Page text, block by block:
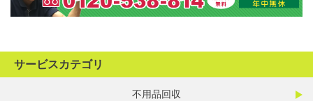
サービスカテゴリ
不用品回収